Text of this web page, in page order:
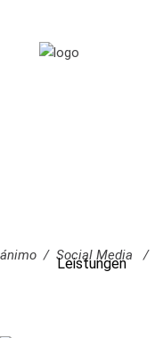
Leistungen
ánimo / Social Media /